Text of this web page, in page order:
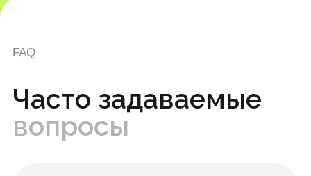
© 2025 ЯВКонсалт. Все права защищены
Сб-Вс: Выходной
Пн-Пт: 10:00–19:00